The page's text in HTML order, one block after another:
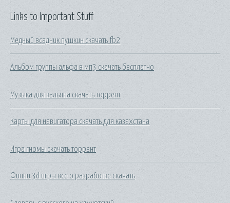
Links to Important Stuff
Медный всадник пушкин скачать fb2
Альбом группы альфа в мп3 скачать бесплатно
Музыка для кальяна скачать торрент
Карты для навигатора скачать для казахстана
Игра гномы скачать торрент
Финни 3d игры все о разработке скачать